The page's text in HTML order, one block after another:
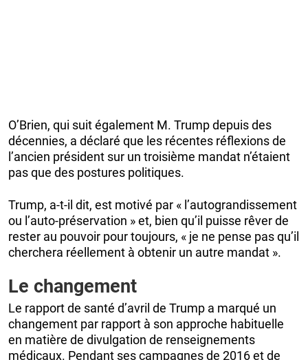
O’Brien, qui suit également M. Trump depuis des
décennies, a déclaré que les récentes réflexions de
l’ancien président sur un troisième mandat n’étaient
pas que des postures politiques.
Trump, a-t-il dit, est motivé par « l’autograndissement
ou l’auto-préservation » et, bien qu’il puisse rêver de
rester au pouvoir pour toujours, « je ne pense pas qu’il
cherchera réellement à obtenir un autre mandat ».
Le changement
Le rapport de santé d’avril de Trump a marqué un
changement par rapport à son approche habituelle
en matière de divulgation de renseignements
médicaux. Pendant ses campagnes de 2016 et de